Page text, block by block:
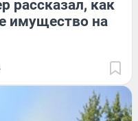
рассказал, как
имущество на